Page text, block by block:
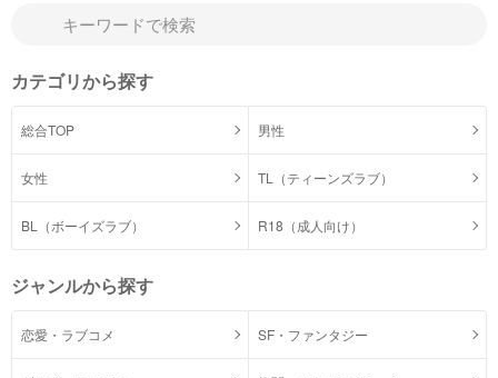
カテゴリから探す
総合TOP 男性
女性 TL（ティーンズラブ）
BL（ボーイズラブ） R18（成人向け）
ジャンルから探す
恋愛・ラブコメ SF・ファンタジー